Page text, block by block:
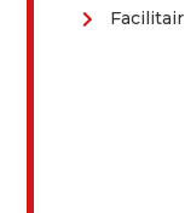
Facilitair